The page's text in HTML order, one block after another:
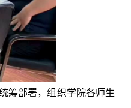
筹部署，组织学院各师生